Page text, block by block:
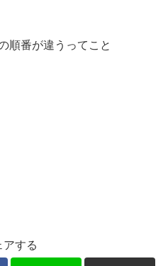
順番が違うってこと
アする